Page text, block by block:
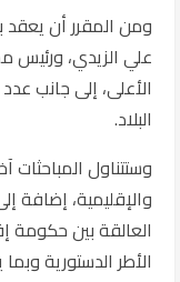
ومن المقرر أن يعقد
علي الزيدي، ورئيس
الأعلى، إلى جانب
البلاد.
وستتناول المباحثات
والإقليمية، إضافة
العالقة بين حكومة
الأطر الدستورية